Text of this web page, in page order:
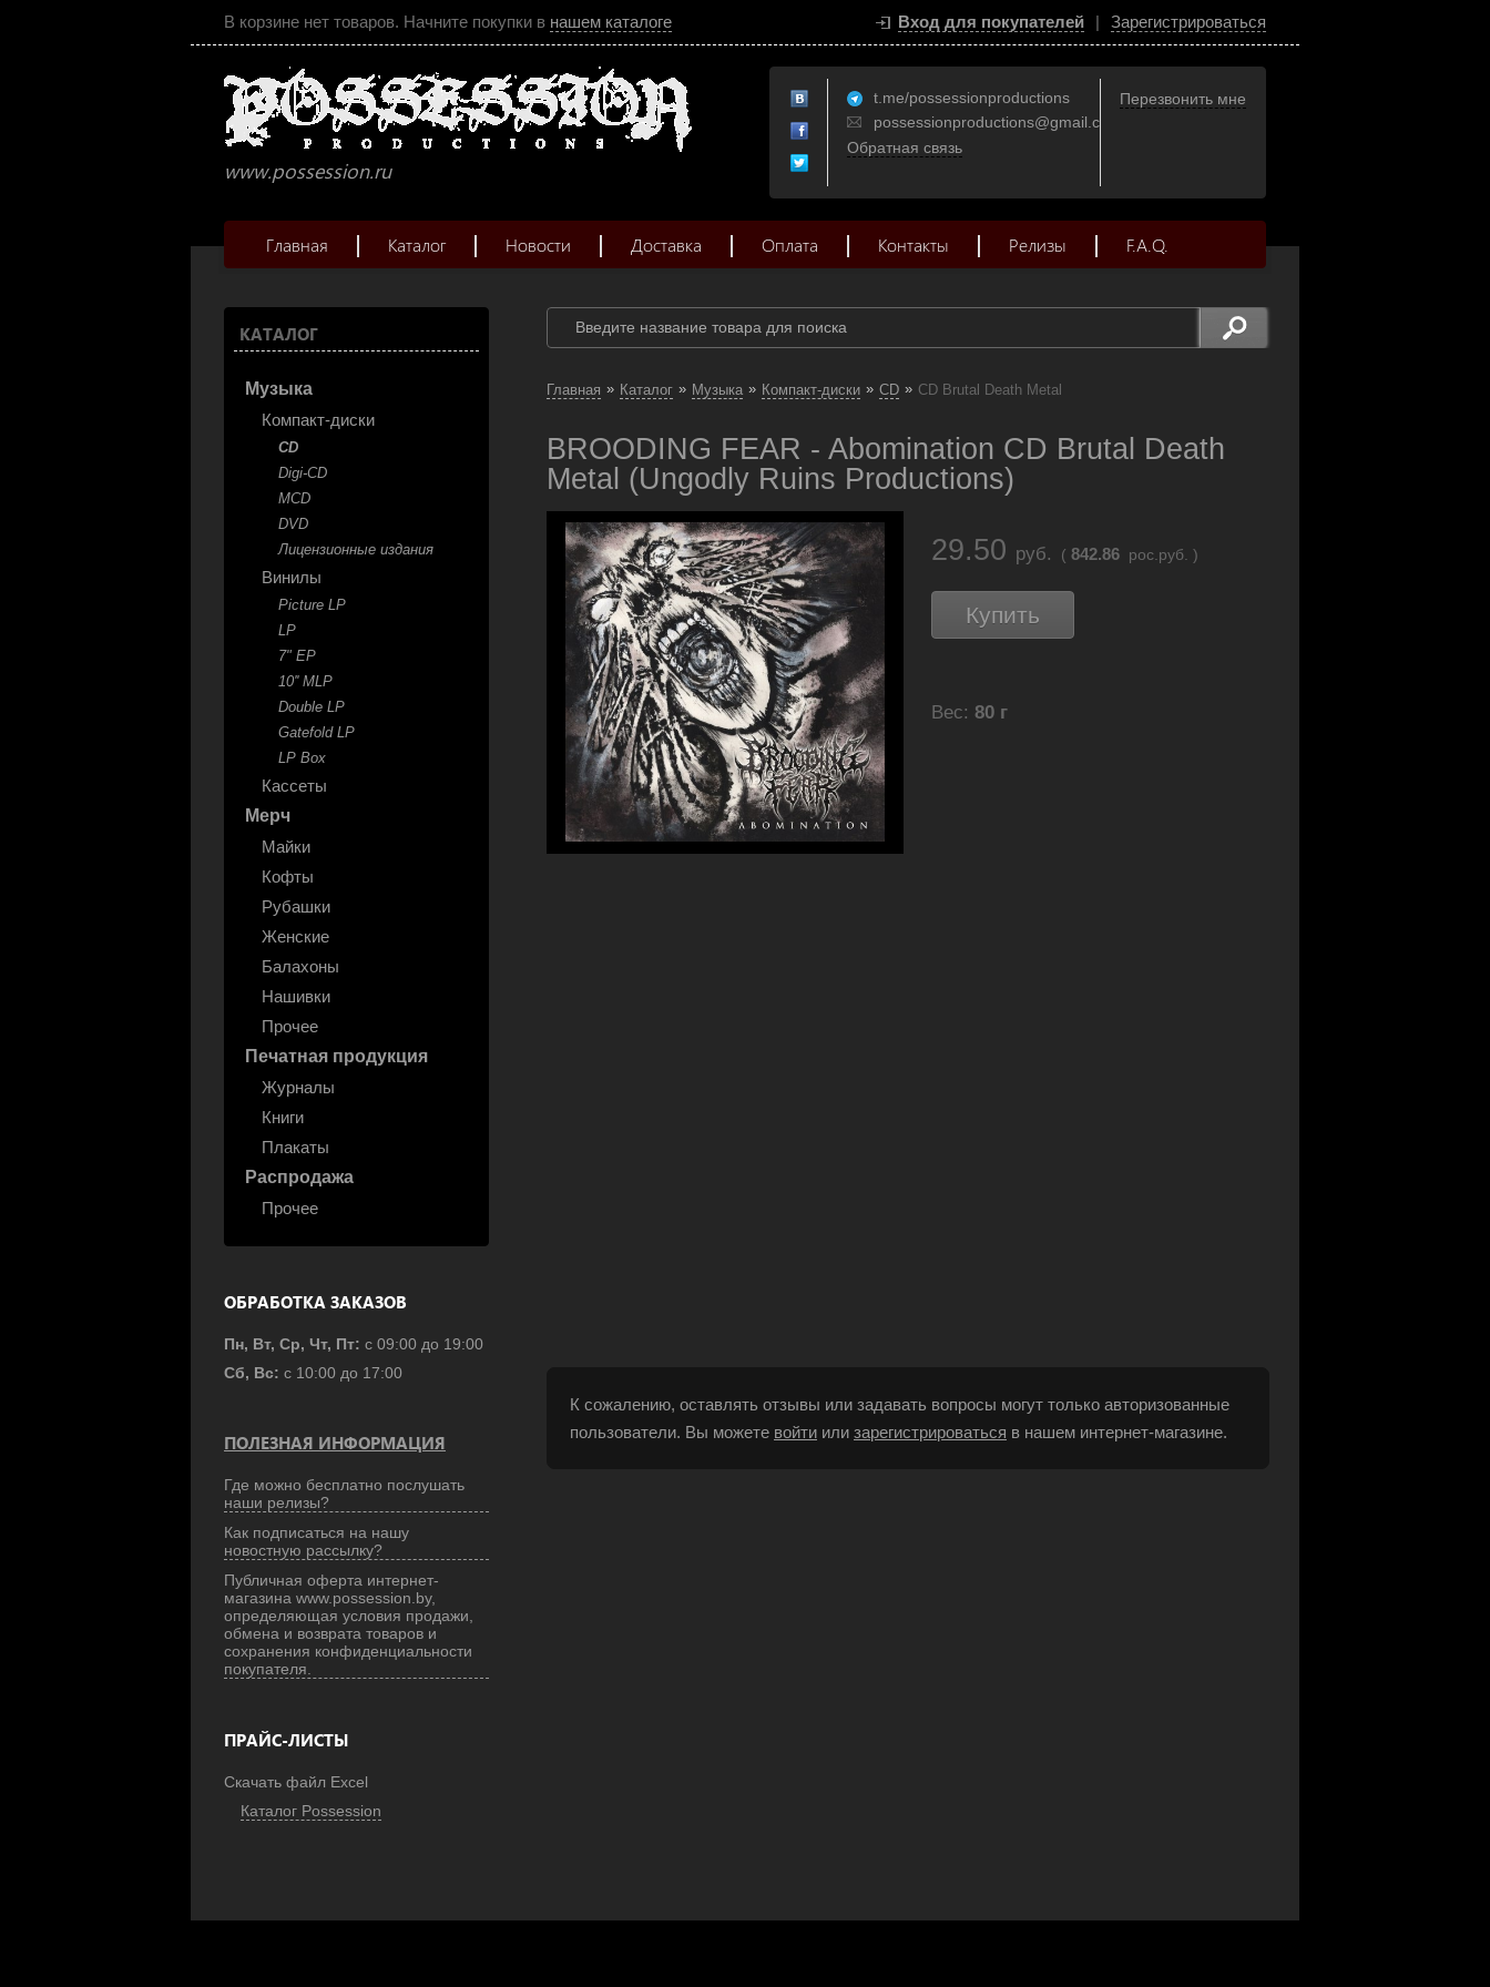
В корзине нет товаров. Начните покупки в нашем каталоге Вход для покупателей | Зарегистрироваться
www.possession.ru
t.me/possessionproductions
possessionproductions@gmail.com
Обратная связь
Перезвонить мне
Главная Каталог Новости Доставка Оплата Контакты Релизы F.A.Q.
КАТАЛОГ
Музыка
Компакт-диски
CD
Digi-CD
MCD
DVD
Лицензионные издания
Винилы
Picture LP
LP
7" EP
10'' MLP
Double LP
Gatefold LP
LP Box
Кассеты
Мерч
Майки
Кофты
Рубашки
Женские
Балахоны
Нашивки
Прочее
Печатная продукция
Журналы
Книги
Плакаты
Распродажа
Прочее
ОБРАБОТКА ЗАКАЗОВ
Пн, Вт, Ср, Чт, Пт: с 09:00 до 19:00
Сб, Вс: с 10:00 до 17:00
ПОЛЕЗНАЯ ИНФОРМАЦИЯ
Где можно бесплатно послушать
наши релизы?
Как подписаться на нашу
новостную рассылку?
Публичная оферта интернет-
магазина www.possession.by,
определяющая условия продажи,
обмена и возврата товаров и
сохранения конфиденциальности
покупателя.
ПРАЙС-ЛИСТЫ
Скачать файл Excel
Каталог Possession
Главная » Каталог » Музыка » Компакт-диски » CD » CD Brutal Death Metal
BROODING FEAR - Abomination CD Brutal Death
Metal (Ungodly Ruins Productions)
29.50 руб. ( 842.86 рос.руб. )
Купить
Вес: 80 г
К сожалению, оставлять отзывы или задавать вопросы могут только авторизованные
пользователи. Вы можете войти или зарегистрироваться в нашем интернет-магазине.